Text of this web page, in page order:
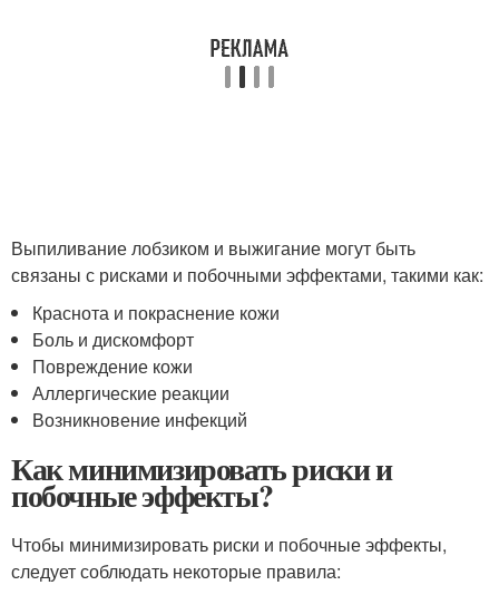
Выпиливание лобзиком и выжигание могут быть
связаны с рисками и побочными эффектами, такими как:
Краснота и покраснение кожи
Боль и дискомфорт
Повреждение кожи
Аллергические реакции
Возникновение инфекций
Как минимизировать риски и
побочные эффекты?
Чтобы минимизировать риски и побочные эффекты,
следует соблюдать некоторые правила: